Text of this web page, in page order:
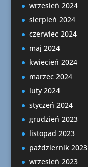
wrzesień 2024
sierpień 2024
czerwiec 2024
maj 2024
kwiecień 2024
marzec 2024
luty 2024
styczeń 2024
grudzień 2023
listopad 2023
październik 2023
wrzesień 2023